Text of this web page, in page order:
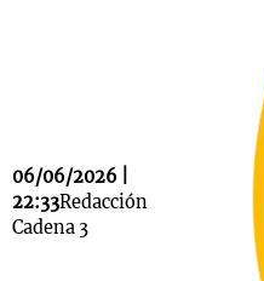
06/06/2026 |
22:33Redacción
Cadena 3